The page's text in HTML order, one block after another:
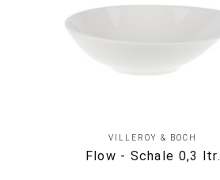
VILLEROY & BOCH
Flow - Schale 0,3 ltr.